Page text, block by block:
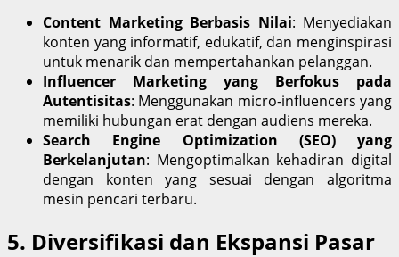
Content Marketing Berbasis Nilai: Menyediakan
konten yang informatif, edukatif, dan menginspirasi
untuk menarik dan mempertahankan pelanggan.
Influencer Marketing yang Berfokus pada
Autentisitas: Menggunakan micro-influencers yang
memiliki hubungan erat dengan audiens mereka.
Search Engine Optimization (SEO) yang
Berkelanjutan: Mengoptimalkan kehadiran digital
dengan konten yang sesuai dengan algoritma
mesin pencari terbaru.
5. Diversifikasi dan Ekspansi Pasar